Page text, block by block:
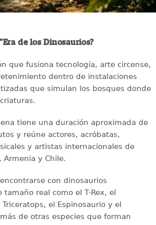
de los Dinosaurios?
que fusiona tecnología, arte circense,
dentro de instalaciones
que simulan los bosques donde
tiene una duración aproximada de
y reúne actores, acróbatas,
y artistas internacionales de
Armenia y Chile.
con dinosaurios
tamaño real como el T-Rex, el
el Espinosaurio y el
de otras especies que forman